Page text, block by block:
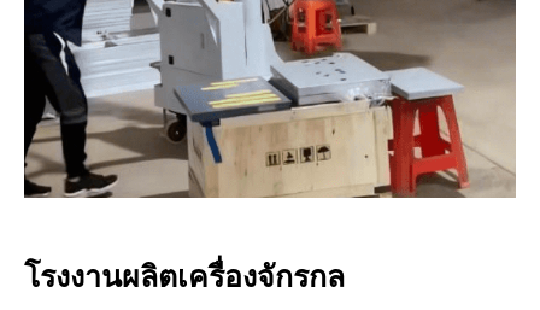
โรงงานผลิตเครื่องจักรกล